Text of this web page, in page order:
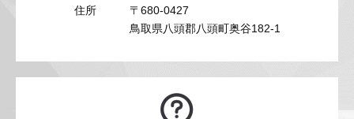
住所
〒680-0427
鳥取県八頭郡八頭町奥谷182-1